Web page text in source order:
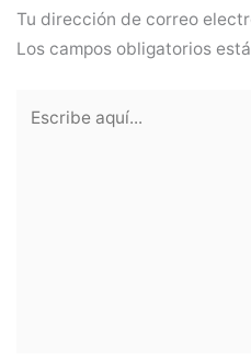
Tu dirección de correo
Los campos obligatorios